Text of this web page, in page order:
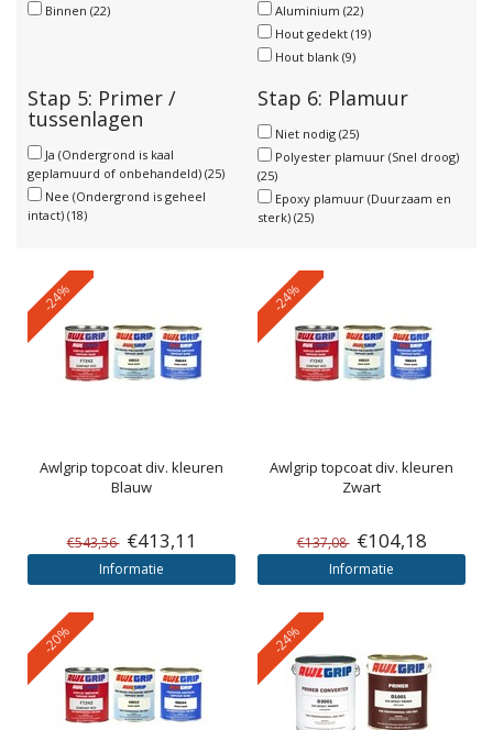
Binnen (22)
Aluminium (22)
Hout gedekt (19)
Hout blank (9)
Stap 5: Primer /
tussenlagen
Ja (Ondergrond is kaal
geplamuurd of onbehandeld) (25)
Nee (Ondergrond is geheel
intact) (18)
Stap 6: Plamuur
Niet nodig (25)
Polyester plamuur (Snel droog)
(25)
Epoxy plamuur (Duurzaam en
sterk) (25)
-24%
Awlgrip topcoat div. kleuren
Blauw
€543,56 €413,11
Informatie
-24%
Awlgrip topcoat div. kleuren
Zwart
€137,08 €104,18
Informatie
-20% -24%